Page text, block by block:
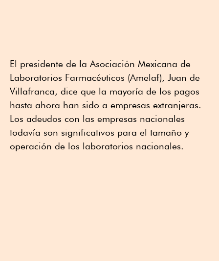
El presidente de la Asociación Mexicana de
Laboratorios Farmacéuticos (Amelaf), Juan de
Villafranca, dice que la mayoría de los pagos
hasta ahora han sido a empresas extranjeras.
Los adeudos con las empresas nacionales
todavía son significativos para el tamaño y
operación de los laboratorios nacionales.